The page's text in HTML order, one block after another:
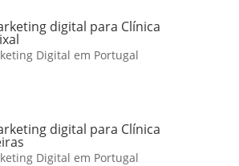
digital para Clínica
Digital em Portugal
digital para Clínica
Digital em Portugal